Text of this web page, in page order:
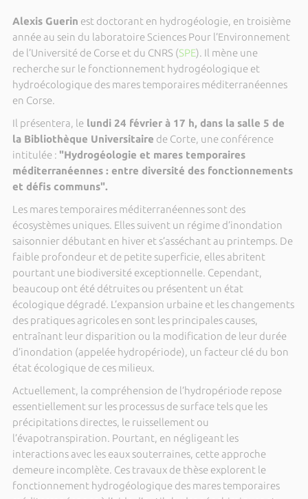
Alexis Guerin est doctorant en hydrogéologie, en troisième
année au sein du laboratoire Sciences Pour l’Environnement
de l’Université de Corse et du CNRS (SPE). Il mène une
recherche sur le fonctionnement hydrogéologique et
hydroécologique des mares temporaires méditerranéennes
en Corse.
Il présentera, lelundi 24 février à 17 h, dans la salle 5 de
la Bibliothèque Universitaire de Corte, une conférence
intitulée : "Hydrogéologie et mares temporaires
méditerranéennes : entre diversité des fonctionnements
et défis communs".
Les mares temporaires méditerranéennes sont des
écosystèmes uniques. Elles suivent un régime d’inondation
saisonnier débutant en hiver et s’asséchant au printemps. De
faible profondeur et de petite superficie, elles abritent
pourtant une biodiversité exceptionnelle. Cependant,
beaucoup ont été détruites ou présentent un état
écologique dégradé. L’expansion urbaine et les changements
des pratiques agricoles en sont les principales causes,
entraînant leur disparition ou la modification de leur durée
d’inondation (appelée hydropériode), un facteur clé du bon
état écologique de ces milieux.
Actuellement, la compréhension de l’hydropériode repose
essentiellement sur les processus de surface tels que les
précipitations directes, le ruissellement ou
l’évapotranspiration. Pourtant, en négligeant les
interactions avec les eaux souterraines, cette approche
demeure incomplète. Ces travaux de thèse explorent le
fonctionnement hydrogéologique des mares temporaires